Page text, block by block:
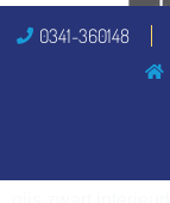
0341-360148